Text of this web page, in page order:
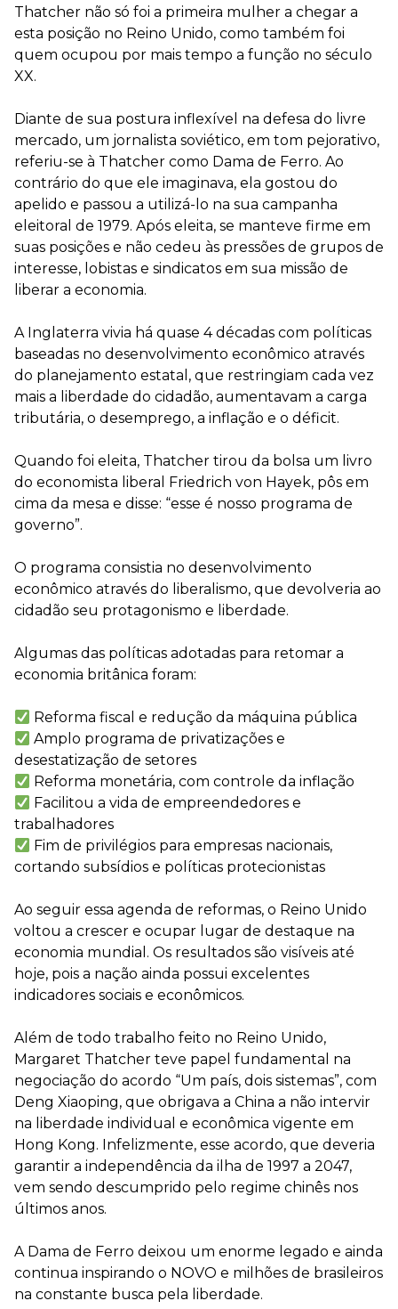
Thatcher não só foi a primeira mulher a chegar a
esta posição no Reino Unido, como também foi
quem ocupou por mais tempo a função no século
XX.
Diante de sua postura inflexível na defesa do livre
mercado, um jornalista soviético, em tom pejorativo,
referiu-se à Thatcher como Dama de Ferro. Ao
contrário do que ele imaginava, ela gostou do
apelido e passou a utilizá-lo na sua campanha
eleitoral de 1979. Após eleita, se manteve firme em
suas posições e não cedeu às pressões de grupos de
interesse, lobistas e sindicatos em sua missão de
liberar a economia.
A Inglaterra vivia há quase 4 décadas com políticas
baseadas no desenvolvimento econômico através
do planejamento estatal, que restringiam cada vez
mais a liberdade do cidadão, aumentavam a carga
tributária, o desemprego, a inflação e o déficit.
Quando foi eleita, Thatcher tirou da bolsa um livro
do economista liberal Friedrich von Hayek, pôs em
cima da mesa e disse: “esse é nosso programa de
governo”.
O programa consistia no desenvolvimento
econômico através do liberalismo, que devolveria ao
cidadão seu protagonismo e liberdade.
Algumas das políticas adotadas para retomar a
economia britânica foram:
Reforma fiscal e redução da máquina pública
Amplo programa de privatizações e
desestatização de setores
Reforma monetária, com controle da inflação
Facilitou a vida de empreendedores e
trabalhadores
Fim de privilégios para empresas nacionais,
cortando subsídios e políticas protecionistas
Ao seguir essa agenda de reformas, o Reino Unido
voltou a crescer e ocupar lugar de destaque na
economia mundial. Os resultados são visíveis até
hoje, pois a nação ainda possui excelentes
indicadores sociais e econômicos.
Além de todo trabalho feito no Reino Unido,
Margaret Thatcher teve papel fundamental na
negociação do acordo “Um país, dois sistemas”, com
Deng Xiaoping, que obrigava a China a não intervir
na liberdade individual e econômica vigente em
Hong Kong. Infelizmente, esse acordo, que deveria
garantir a independência da ilha de 1997 a 2047,
vem sendo descumprido pelo regime chinês nos
últimos anos.
A Dama de Ferro deixou um enorme legado e ainda
continua inspirando o NOVO e milhões de brasileiros
na constante busca pela liberdade.